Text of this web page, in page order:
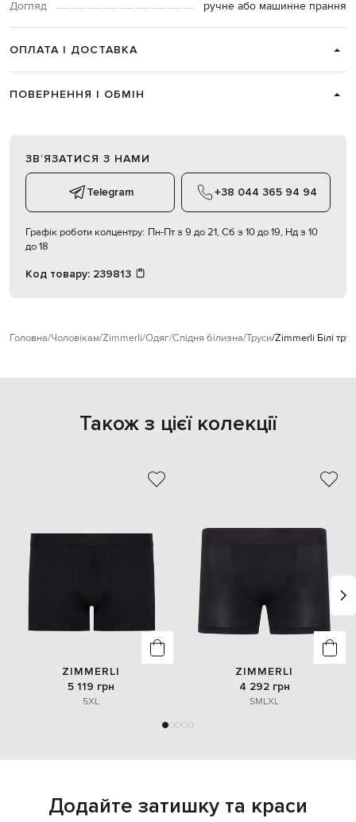
Догляд ручне або машинне прання
ОПЛАТА І ДОСТАВКА
ПОВЕРНЕННЯ І ОБМІН
ЗВʼЯЗАТИСЯ З НАМИ
Telegram +38 044 365 94 94
Графік роботи колцентру: Пн-Пт з 9 до 21, Сб з 10 до 19, Нд з 10
до 18
Код товару: 239813
Головна Чоловікам Zimmerli Одяг Спідня білизна Труси Zimmerli Білі
Також з цієї колекції
ZIMMERLI
5 119 грн
5XL
ZIMMERLI
4 292 грн
SMLXL
Додайте затишку та краси